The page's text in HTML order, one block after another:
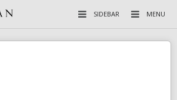
MENU
SIDEBAR